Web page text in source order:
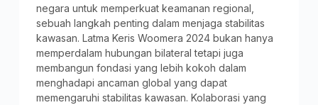
negara untuk memperkuat keamanan regional,
sebuah langkah penting dalam menjaga stabilitas
kawasan. Latma Keris Woomera 2024 bukan hanya
memperdalam hubungan bilateral tetapi juga
membangun fondasi yang lebih kokoh dalam
menghadapi ancaman global yang dapat
memengaruhi stabilitas kawasan. Kolaborasi yang